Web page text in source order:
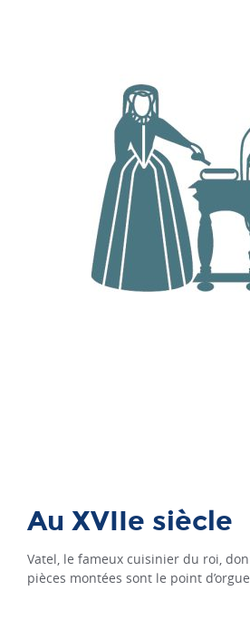
Au XVIIe siècle
Vatel, le fameux cuisinier du roi,
pièces montées sont le point